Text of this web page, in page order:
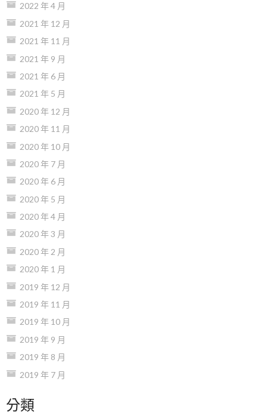
2022 年 4 月
2021 年 12 月
2021 年 11 月
2021 年 9 月
2021 年 6 月
2021 年 5 月
2020 年 12 月
2020 年 11 月
2020 年 10 月
2020 年 7 月
2020 年 6 月
2020 年 5 月
2020 年 4 月
2020 年 3 月
2020 年 2 月
2020 年 1 月
2019 年 12 月
2019 年 11 月
2019 年 10 月
2019 年 9 月
2019 年 8 月
2019 年 7 月
分類